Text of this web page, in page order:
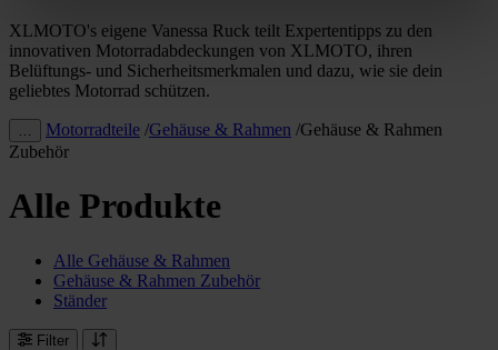
XLMOTO's eigene Vanessa Ruck teilt Expertentipps zu den
innovativen Motorradabdeckungen von XLMOTO, ihren
Belüftungs- und Sicherheitsmerkmalen und dazu, wie sie dein
geliebtes Motorrad schützen.
Motorradteile /Gehäuse & Rahmen /Gehäuse & Rahmen
Zubehör
Alle Produkte
Alle Gehäuse & Rahmen
Gehäuse & Rahmen Zubehör
Ständer
Filter